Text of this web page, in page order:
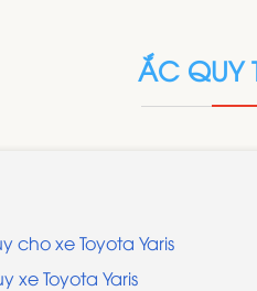
ẮC QUY
cho xe Toyota Yaris
xe Toyota Yaris